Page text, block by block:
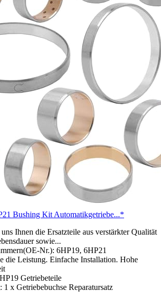
Bushing Kit Automatikgetriebe...*
Ihnen die Ersatzteile aus verstärkter Qualität
sowie...
Nr.): 6HP19, 6HP21
die Leistung. Einfache Installation. Hohe
Getriebeteile
x Getriebebuchse Reparatursatz